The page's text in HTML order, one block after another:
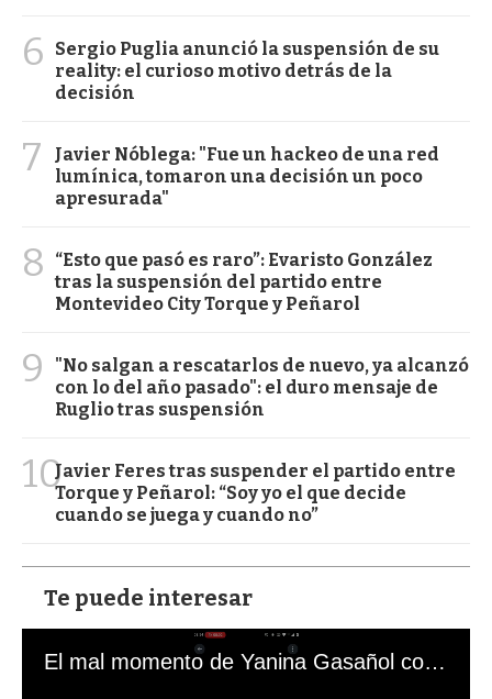
6
Sergio Puglia anunció la suspensión de su
reality: el curioso motivo detrás de la
decisión
7
Javier Nóblega: "Fue un hackeo de una red
lumínica, tomaron una decisión un poco
apresurada"
8
“Esto que pasó es raro”: Evaristo González
tras la suspensión del partido entre
Montevideo City Torque y Peñarol
9
"No salgan a rescatarlos de nuevo, ya alcanzó
con lo del año pasado": el duro mensaje de
Ruglio tras suspensión
10Javier Feres tras suspender el partido entre
Torque y Peñarol: “Soy yo el que decide
cuando se juega y cuando no”
Te puede interesar
El mal momento de Yanina Gasañol con un hincha argentino en "Subrayado"